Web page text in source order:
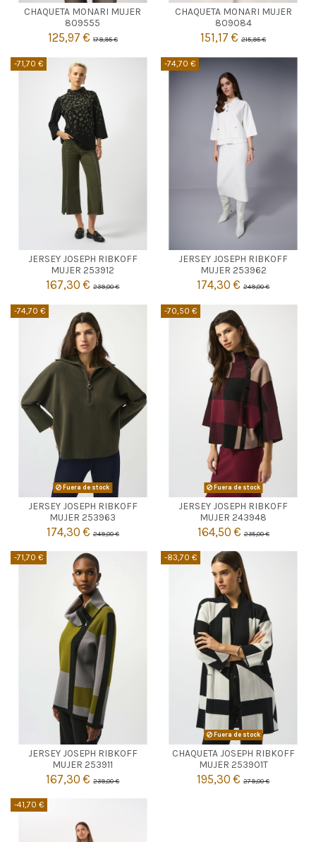
CHAQUETA MONARI MUJER
809555
125,97 €179,95 €
 Agotado
CHAQUETA MONARI MUJER
809084
151,17 €215,95 €
 Agotado
-71,70 €
JERSEY JOSEPH RIBKOFF
MUJER 253912
167,30 €239,00 €
KAKI
M L XL
 Añadir al carrito
-74,70 €
JERSEY JOSEPH RIBKOFF
MUJER 253962
174,30 €249,00 €
CRUDO
M

Añadir al carrito
-74,70 €
Fuera de stock
JERSEY JOSEPH RIBKOFF
MUJER 253963
174,30 €249,00 €
 Agotado
-70,50 €
Fuera de stock
JERSEY JOSEPH RIBKOFF
MUJER 243948
164,50 €235,00 €
 Agotado
-71,70 €
JERSEY JOSEPH RIBKOFF
MUJER 253911
167,30 €239,00 €
KAKI
S M L
 Añadir al carrito
-83,70 €
Fuera de stock
CHAQUETA JOSEPH RIBKOFF
MUJER 253901T
195,30 €279,00 €
 Agotado
-41,70 €